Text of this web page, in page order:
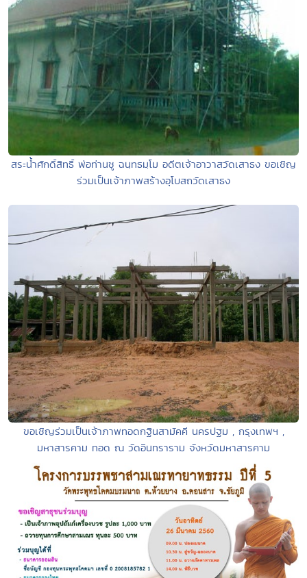
สระน้ำศักดิ์สิทธิ์ พ่อท่านชู ฉนฺทธมฺโม อดีตเจ้าอาวาสวัดเสาธง ขอเชิญ
ร่วมเป็นเจ้าภาพสร้างอุโบสถวัดเสาธง
ขอเชิญร่วมเป็นเจ้าภาพทอดกฐินสามัคคี นครปฐม , กรุงเทพฯ ,
มหาสารคาม ทอด ณ วัดอินทราราม จังหวัดมหาสารคาม